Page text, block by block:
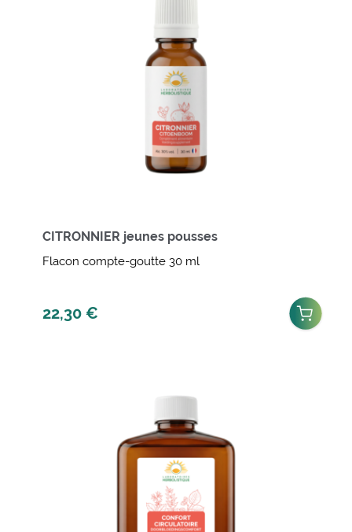
CITRONNIER jeunes pousses
Flacon compte-goutte 30 ml
22,30 €